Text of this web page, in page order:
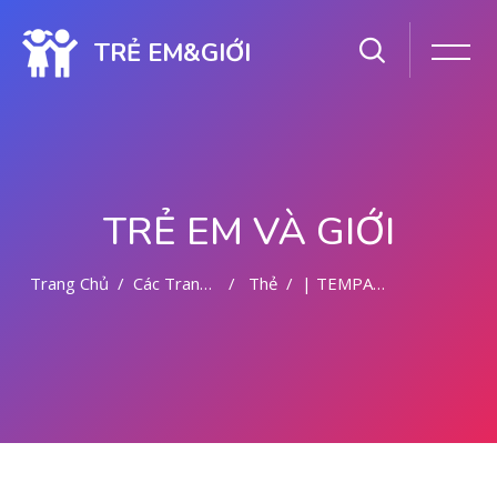
TRẺ EM&GIỚI
TRẺ EM VÀ GIỚI
Trang Chủ Các Trang Của Hệ Thống Thẻ | TEMPAT ABORSI DI MEDAN